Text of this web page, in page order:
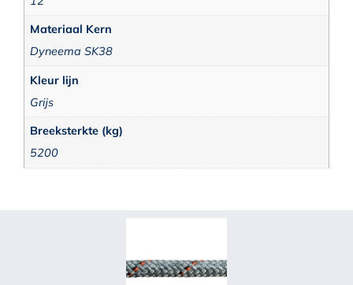
Materiaal Kern
Dyneema SK38
Kleur lijn
Grijs
Breeksterkte (kg)
5200